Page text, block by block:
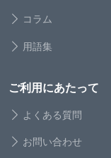
コラム
用語集
ご利用にあたって
よくある質問
お問い合わせ